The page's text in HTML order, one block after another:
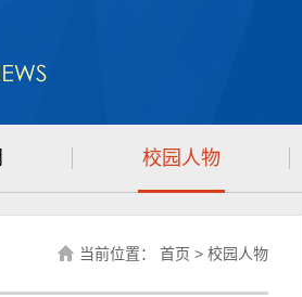
校园人物
当前位置： 首页 > 校园人物